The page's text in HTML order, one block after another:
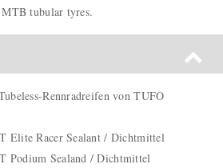
tubular tyres.
Rennradreifen von TUFO
Elite Racer Sealant / Dichtmittel
Podium Sealand / Dichtmittel